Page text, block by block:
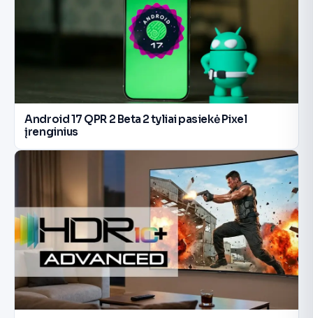
Android 17 QPR 2 Beta 2 tyliai pasiekė Pixel
įrenginius